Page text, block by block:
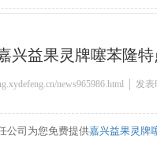
兴益果灵牌噻苯隆
news965986.html │ 发
公司为您免费提供嘉兴益果灵牌